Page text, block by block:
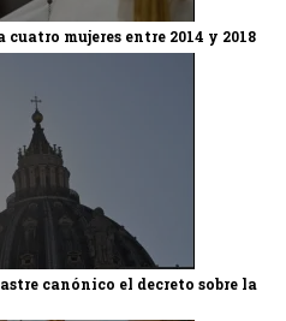
mujeres entre 2014 y 2018
canónico el decreto sobre la